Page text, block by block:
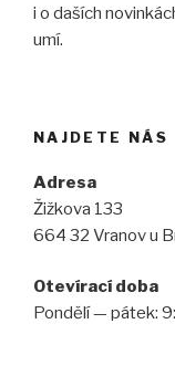
i o daších
umí.
NAJDETE NÁS
Adresa
Žižkova 133
664 32 Vranov u
Otevírací doba
Pondělí — pátek: